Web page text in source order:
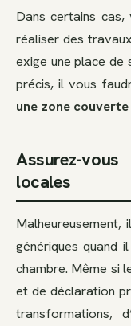
Dans certains
réaliser des
exige une place de
précis, il vous
une zone couverte
Assurez-
locales
Malheureusement,
génériques quand
chambre. Même si
et de déclaration
transformations,